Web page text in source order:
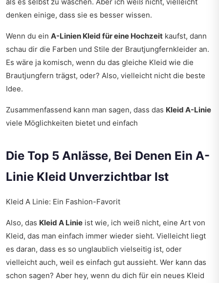
denken einige, dass sie es besser wissen.
Wenn du ein A-Linien Kleid für eine Hochzeit kaufst, dann
schau dir die Farben und Stile der Brautjungfernkleider an.
Es wäre ja komisch, wenn du das gleiche Kleid wie die
Brautjungfern trägst, oder? Also, vielleicht nicht die beste
Idee.
Zusammenfassend kann man sagen, dass das Kleid A-Linie
viele Möglichkeiten bietet und einfach
Die Top 5 Anlässe, Bei Denen Ein A-
Linie Kleid Unverzichtbar Ist
Kleid A Linie: Ein Fashion-Favorit
Also, das Kleid A Linie ist wie, ich weiß nicht, eine Art von
Kleid, das man einfach immer wieder sieht. Vielleicht liegt
es daran, dass es so unglaublich vielseitig ist, oder
vielleicht auch, weil es einfach gut aussieht. Wer kann das
schon sagen? Aber hey, wenn du dich für ein neues Kleid